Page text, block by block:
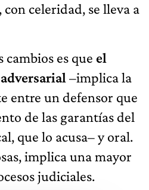
con celeridad, se lleva a
cambios es que el
–implica la
entre un defensor que
de las garantías del
que lo acusa– y oral.
implica una mayor
judiciales.